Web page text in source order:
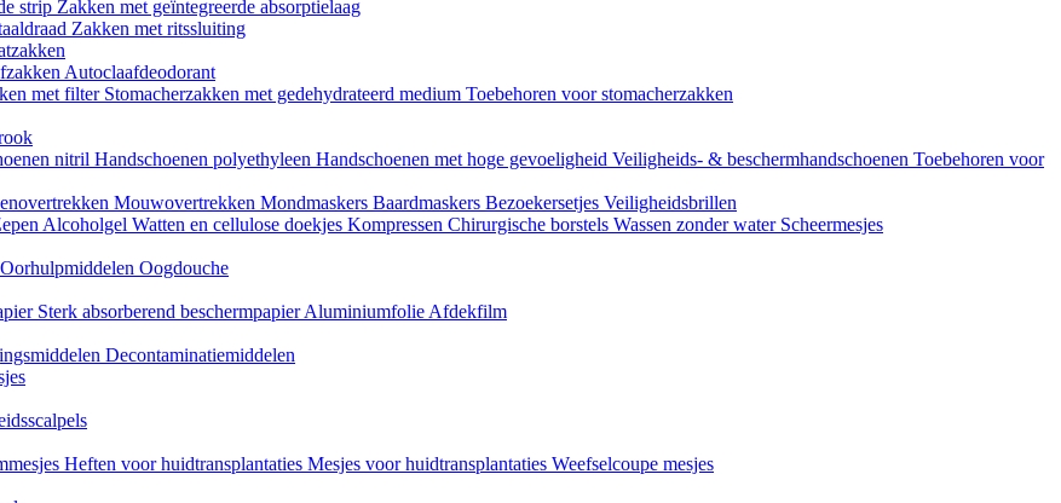
strip Zakken met geïntegreerde absorptielaag
Zakken met ritssluiting
Autoclaafdeodorant
met filter Stomacherzakken met gedehydrateerd medium Toebehoren voor stomacherzakken
nitril Handschoenen polyethyleen Handschoenen met hoge gevoeligheid Veiligheids- & beschermhandschoenen Toebehoren voor
Mouwovertrekken Mondmaskers Baardmaskers Bezoekersetjes Veiligheidsbrillen
Alcoholgel Watten en cellulose doekjes Kompressen Chirurgische borstels Wassen zonder water Scheermesjes
Oorhulpmiddelen Oogdouche
Sterk absorberend beschermpapierAluminiumfolie Afdekfilm
Decontaminatiemiddelen
Heften voor huidtransplantaties Mesjes voor huidtransplantaties Weefselcoupe mesjes